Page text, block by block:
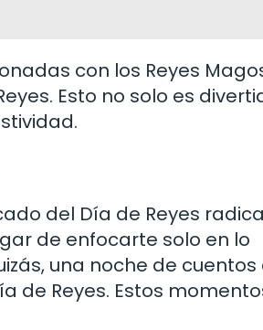
con los Reyes
Esto no solo es
del Día de Reyes
de enfocarte solo en lo
una noche de
de Reyes. Estos